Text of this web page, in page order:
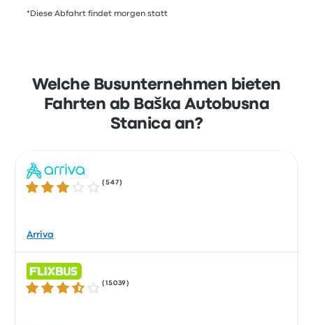
*Diese Abfahrt findet morgen statt
Welche Busunternehmen bieten
Fahrten ab Baška Autobusna
Stanica an?
3.2 von 5 Sternen
(547 )
Arriva
3.5 von 5 Sternen
(15039 )